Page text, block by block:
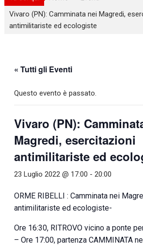
Vivaro (PN): Camminata nei Magredi,
antimilitariste ed ecologiste
« Tutti gli Eventi
Questo evento è passato.
Vivaro (PN):
Magredi, esercitazioni
antimilitariste ed
23 Luglio 2022 @ 17:00 -20:00
ORME RIBELLI : Camminata nei
antimilitariste ed ecologiste-
Ore 16:30, RITROVO vicino a ponte
– Ore 17:00, partenza CAMMINATA